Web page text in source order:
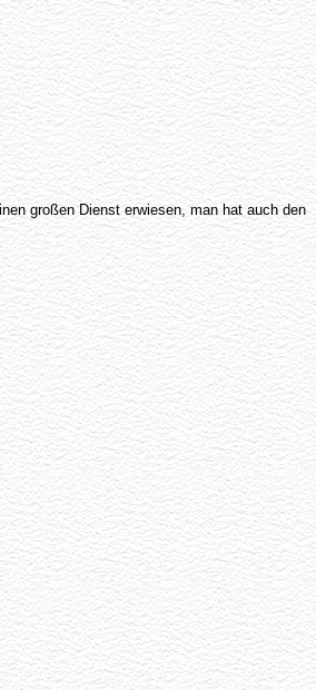
großen Dienst erwiesen, man hat auch den